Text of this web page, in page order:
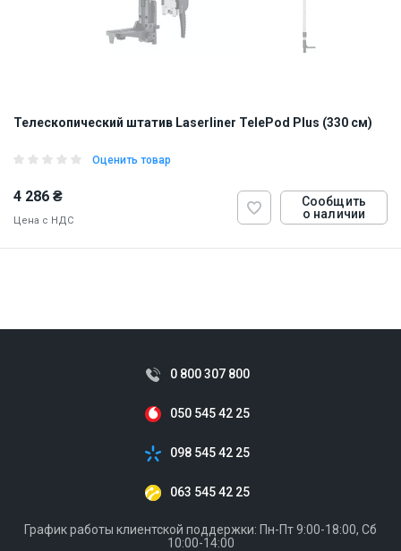
Телескопический штатив Laserliner TelePod Plus (330 см)
Оценить товар
4 286 ₴
Цена с НДС
Сообщить
о наличии
0 800 307 800
050 545 42 25
098 545 42 25
063 545 42 25
График работы клиентской поддержки: Пн-Пт 9:00-18:00, Сб
10:00-14:00